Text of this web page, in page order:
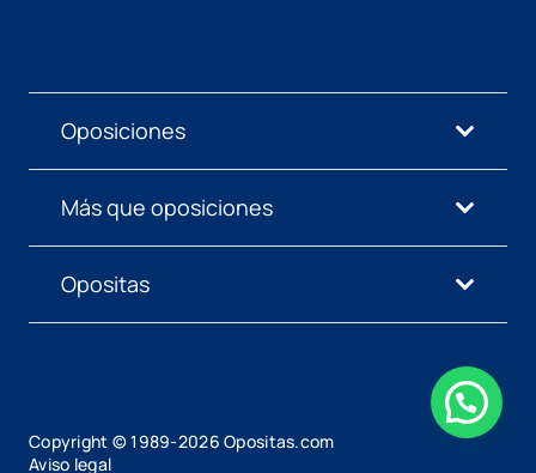
Oposiciones
Más que oposiciones
Opositas
Copyright © 1989-2026 Opositas.com
Aviso legal